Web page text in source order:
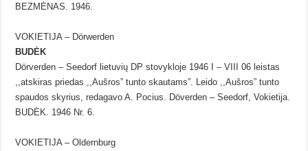
BEZMĖNAS. 1946.
VOKIETIJA – Dörwerden
BUDĖK
Dörverden – Seedorf lietuvių DP stovykloje 1946 I – VIII 06 leistas
,,atskiras priedas ,,Aušros” tunto skautams”. Leido ,,Aušros” tunto
spaudos skyrius, redagavo A. Pocius. Döverden – Seedorf, Vokietija.
BUDĖK. 1946 Nr. 6.
VOKIETIJA – Oldernburg